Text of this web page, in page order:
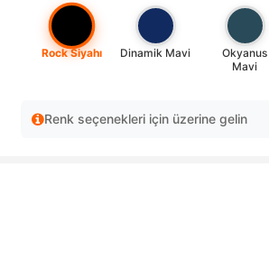
Rock Siyahı Dinamik Mavi
Okyanus
Mavi
Renk seçenekleri için üzerine gelin